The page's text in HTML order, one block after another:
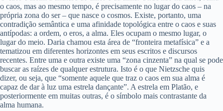
o caos, mas ao mesmo tempo, é precisamente no lugar do caos – na
própria zona do ser – que nasce o cosmos. Existe, portanto, uma
contradição semântica e uma afinidade topológica entre o caos e suas
antípodas: a ordem, o eros, a alma. Eles ocupam o mesmo lugar, o
lugar do meio. Daria chamou esta área de “fronteira metafísica” e a
tematizou em diferentes horizontes em seus escritos e discursos
recentes. Entre uma e outra existe uma “zona cinzenta” na qual se pode
buscar as raízes de qualquer estrutura. Isto é o que Nietzsche quis
dizer, ou seja, que “somente aquele que traz o caos em sua alma é
capaz de dar à luz uma estrela dançante”. A estrela em Platão, e
posteriormente em muitas outras, é o símbolo mais contrastante da
alma humana.